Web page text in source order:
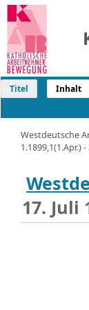
Titel Inhalt
Westdeutsche
1.1899,1(1.Apr.)
17. Juli